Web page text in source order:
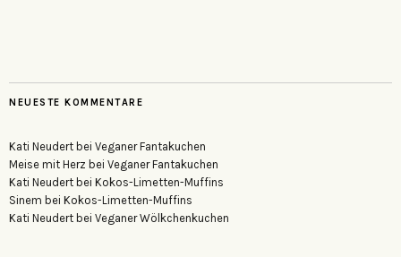
NEUESTE KOMMENTARE
Kati Neudert bei Veganer Fantakuchen
Meise mit Herz bei Veganer Fantakuchen
Kati Neudert bei Kokos-Limetten-Muffins
Sinem bei Kokos-Limetten-Muffins
Kati Neudert bei Veganer Wölkchenkuchen